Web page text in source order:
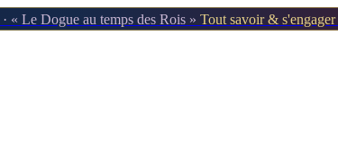
· « Le Dogue au temps des Rois » Tout savoir &